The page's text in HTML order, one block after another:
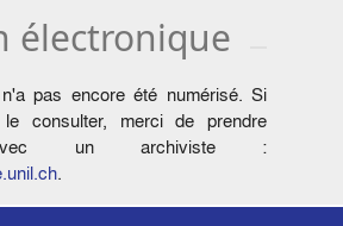
électronique
pas encore été numérisé. Si
consulter, merci de prendre
un archiviste :
.